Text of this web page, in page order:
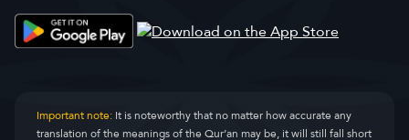
Important note:It is noteworthy that no matter how accurate any
translation of the meanings of the Qur’an may be, it will still fall short